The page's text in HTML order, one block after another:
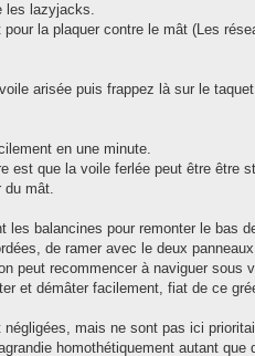
les lazyjacks.
la plaquer contre le mât (Les
arisée puis frappez là sur le
en une minute.
est que la voile ferlée peut être être
du mât.
les balancines pour remonter le bas
de ramer avec le deux
peut recommencer à naviguer sous
et démâter facilement, fiat de ce
mais ne sont pas ici
homothétiquement autant que